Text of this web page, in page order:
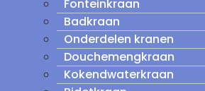
Fonteinkraan
Badkraan
Onderdelen kranen
Douchemengkraan
Kokendwaterkraan